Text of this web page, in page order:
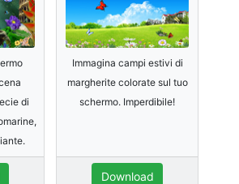
di
Immagina campi estivi di
margherite colorate sul tuo
schermo. Imperdibile!
Download